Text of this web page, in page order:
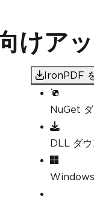
けア
IronPDF
NuGet
DLL ダウ